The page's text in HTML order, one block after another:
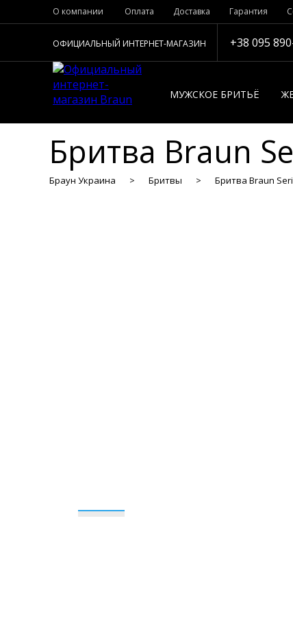
О компании Оплата Доставка Гарантия
ОФИЦИАЛЬНЫЙ ИНТЕРНЕТ-МАГАЗИН +38 095
МУЖСКОЕ БРИТЬЁ
Бритва Braun
Браун Украина Бритвы Бритва Braun